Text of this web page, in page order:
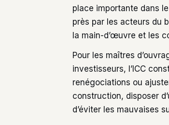
place importante dans
près par les acteurs du
la main-d’œuvre et les
Pour les maîtres
investisseurs, l’ICC
renégociations ou
construction, disposer
d’éviter les mauvaises